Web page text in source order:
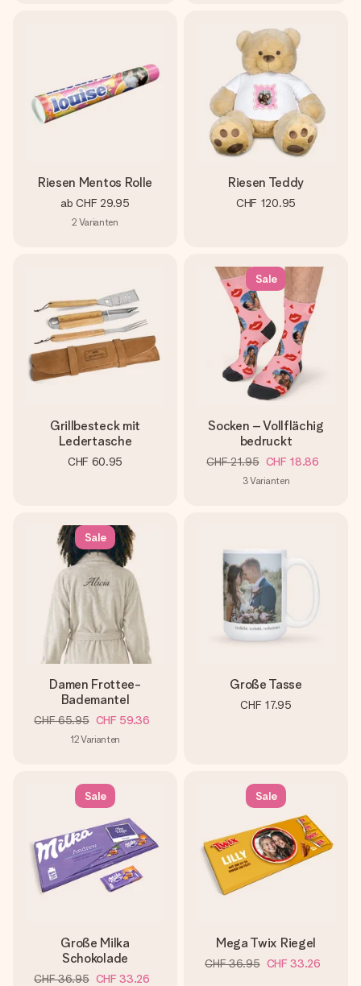
Riesen Mentos Rolle
ab CHF 29.95
2 Varianten
Riesen Teddy
CHF 120.95
Grillbesteck mit
Ledertasche
CHF 60.95
Sale
Socken – Vollflächig
bedruckt
CHF 21.95 CHF 18.86
3Varianten
Sale
Damen Frottee-
Bademantel
CHF 65.95 CHF 59.36
12Varianten
Große Tasse
CHF 17.95
Sale
Große Milka
Schokolade
CHF 36.95 CHF 33.26
Sale
Mega Twix Riegel
CHF 36.95 CHF 33.26